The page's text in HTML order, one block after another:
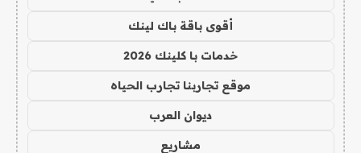
أقوى باقة باك لينك
خدمات با كلينك 2026
موقع تجاربنا تجارب الحياه
ديوان العرب
مشاريع